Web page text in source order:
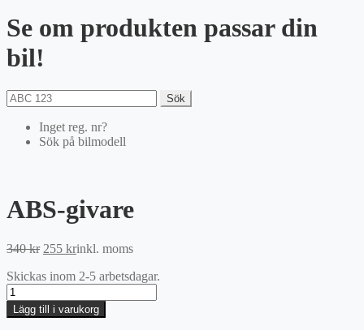
Se om produkten passar din
bil!
Sök
Inget reg. nr?
Sök på bilmodell
ABS-givare
340kr Det
priset
340 kr.
255 krDet
priset
255 kr.
inkl. moms
Skickas inom 2-5 arbetsdagar.
ABS-
givare
mängd
Lägg till i varukorg